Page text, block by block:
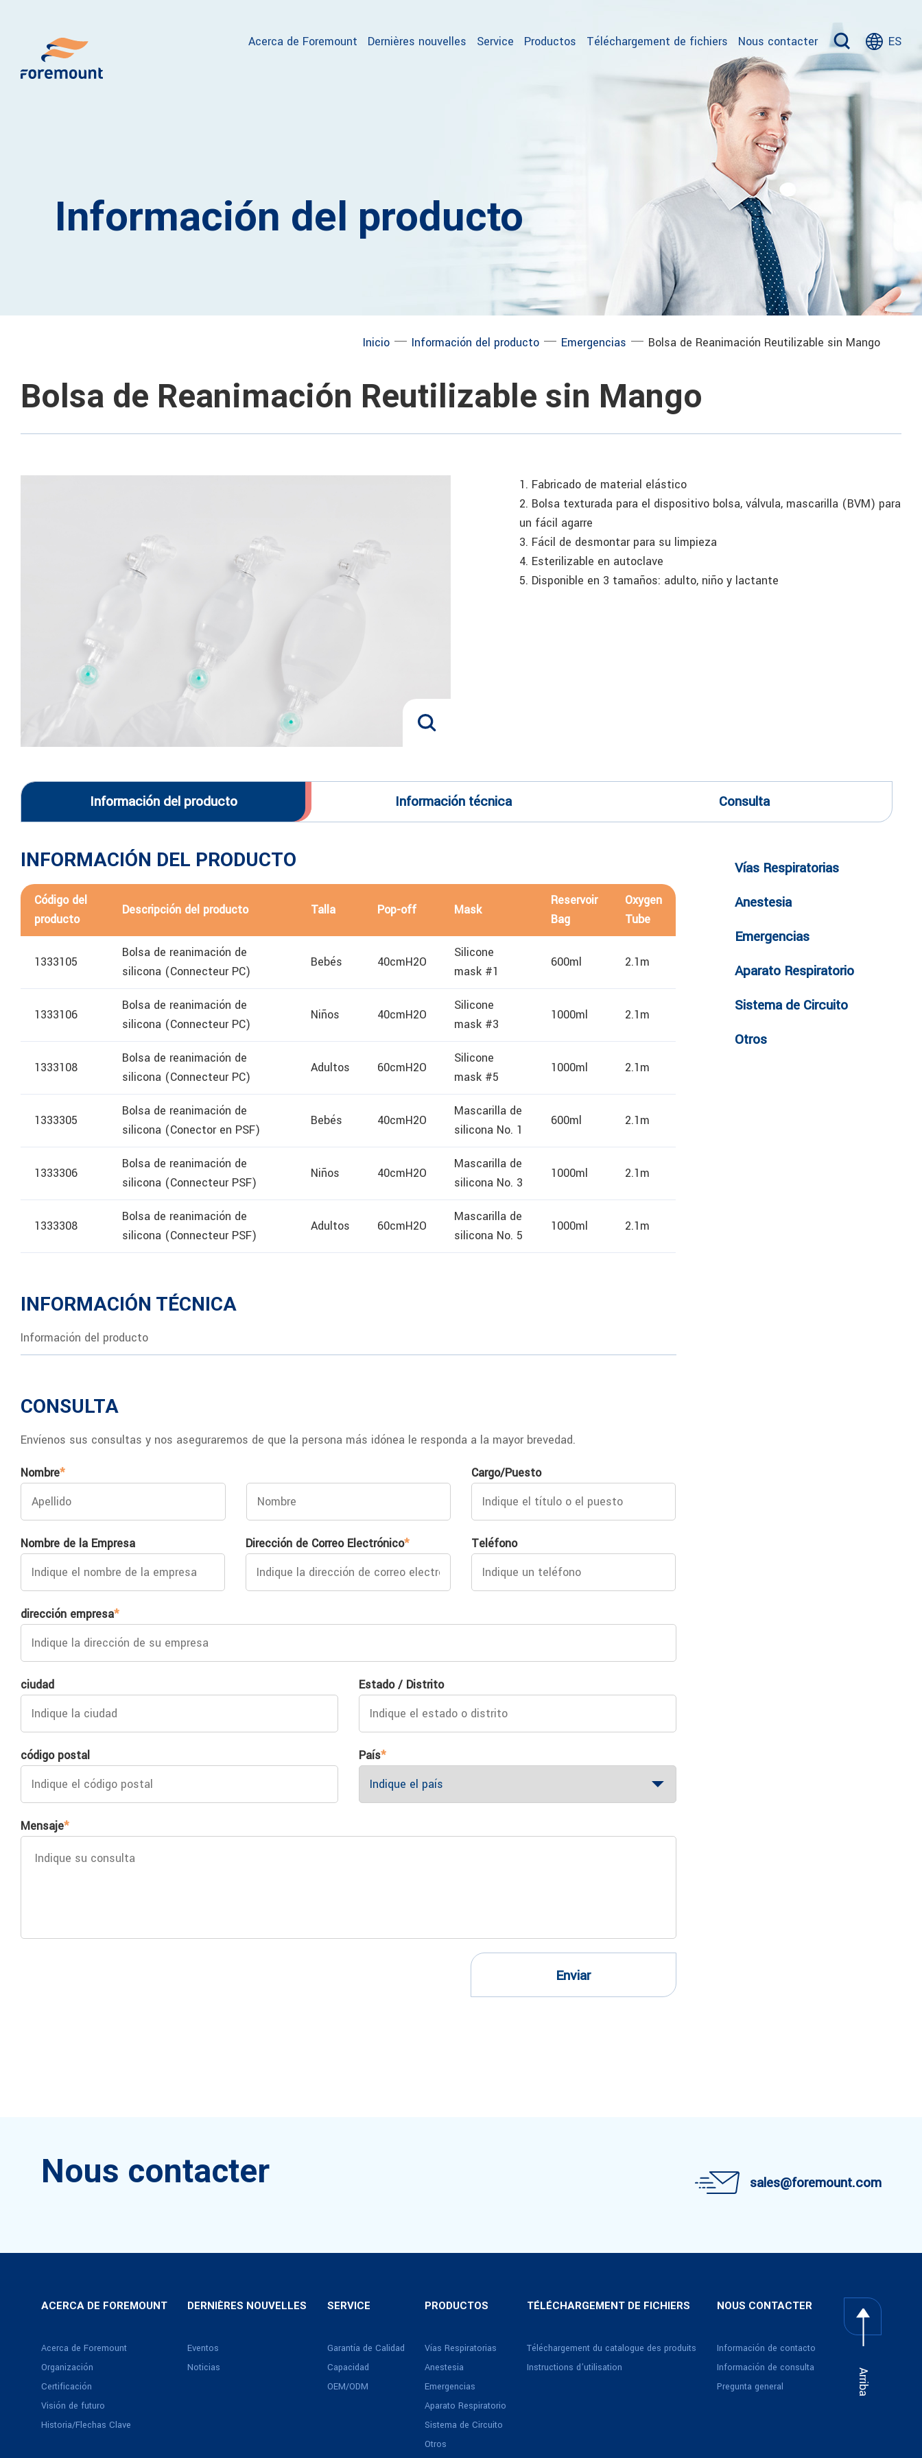
Acerca de Foremount Dernières nouvelles Service Productos Téléchargement de fichiers Nous contacter ES
Información del producto
Inicio ─ Información del producto ─ Emergencias ─ Bolsa de Reanimación Reutilizable sin Mango
Bolsa de Reanimación Reutilizable sin Mango
1. Fabricado de material elástico
2. Bolsa texturada para el dispositivo bolsa, válvula, mascarilla (BVM) para
un fácil agarre
3. Fácil de desmontar para su limpieza
4. Esterilizable en autoclave
5. Disponible en 3 tamaños: adulto, niño y lactante
Información del producto Información técnica Consulta
INFORMACIÓN DEL PRODUCTO
Código del
producto
Descripción del producto Talla Pop-off Mask
Reservoir
Bag
Oxygen
Tube
1333105
Bolsa de reanimación de
silicona (Connecteur PC)
Bebés 40cmH2O
Silicone
mask #1
600ml 2.1m
1333106
Bolsa de reanimación de
silicona (Connecteur PC)
Niños 40cmH2O
Silicone
mask #3
1000ml 2.1m
1333108
Bolsa de reanimación de
silicona (Connecteur PC)
Adultos 60cmH2O
Silicone
mask #5
1000ml 2.1m
1333305
Bolsa de reanimación de
silicona (Conector en PSF)
Bebés 40cmH2O
Mascarilla de
silicona No. 1
600ml 2.1m
1333306
Bolsa de reanimación de
silicona (Connecteur PSF)
Niños 40cmH2O
Mascarilla de
silicona No. 3
1000ml 2.1m
1333308
Bolsa de reanimación de
silicona (Connecteur PSF)
Adultos 60cmH2O
Mascarilla de
silicona No. 5
1000ml 2.1m
INFORMACIÓN TÉCNICA
Información del producto
CONSULTA
Envíenos sus consultas y nos aseguraremos de que la persona más idónea le responda a la mayor brevedad.
Nombre* Cargo/Puesto
Nombre de la Empresa Dirección de Correo Electrónico* Teléfono
dirección empresa*
ciudad Estado / Distrito
código postal País*
Mensaje*
Enviar
Vías Respiratorias
Anestesia
Emergencias
Aparato Respiratorio
Sistema de Circuito
Otros
Nous contacter sales@foremount.com
ACERCA DE FOREMOUNT
Acerca de Foremount
Organización
Certificación
Visión de futuro
Historia/Flechas Clave
DERNIÈRES NOUVELLES
Eventos
Noticias
SERVICE
Garantía de Calidad
Capacidad
OEM/ODM
PRODUCTOS
Vías Respiratorias
Anestesia
Emergencias
Aparato Respiratorio
Sistema de Circuito
Otros
TÉLÉCHARGEMENT DE FICHIERS
Téléchargement du catalogue des produits
Instructions d’utilisation
NOUS CONTACTER
Información de contacto
Información de consulta
Pregunta general
Arriba